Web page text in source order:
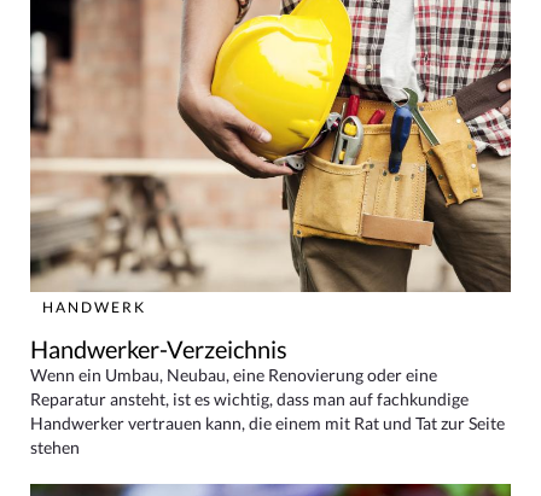
HANDWERK
Handwerker-Verzeichnis
Wenn ein Umbau, Neubau, eine Renovierung oder eine
Reparatur ansteht, ist es wichtig, dass man auf fachkundige
Handwerker vertrauen kann, die einem mit Rat und Tat zur Seite
stehen